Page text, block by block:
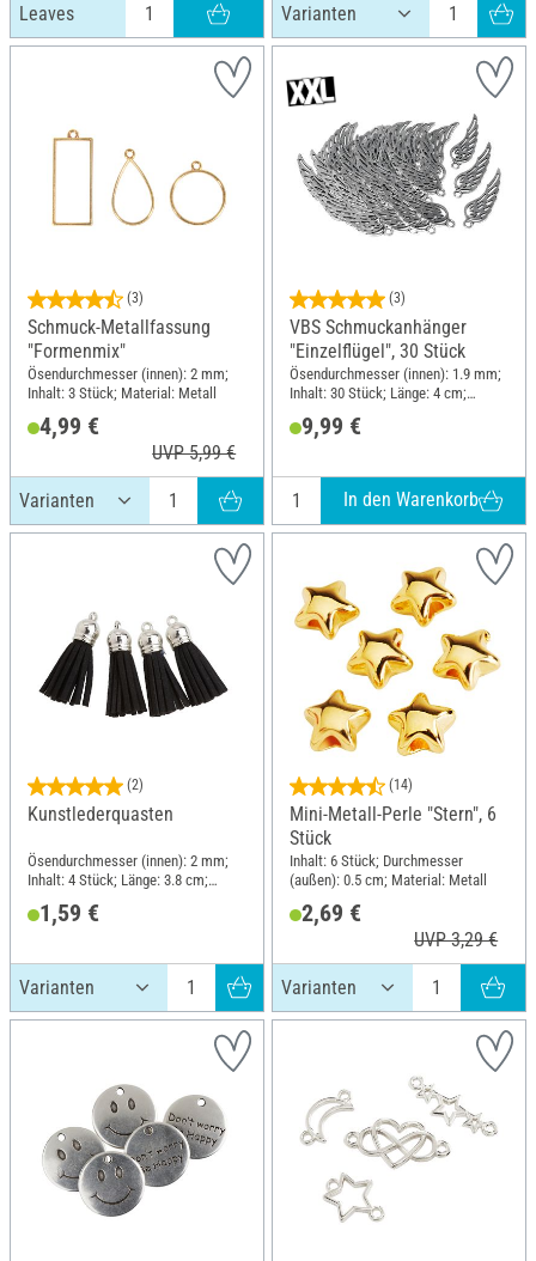
Leaves
(3)
Schmuck-Metallfassung
"Formenmix"
Ösendurchmesser (innen): 2 mm;
Inhalt: 3 Stück; Material: Metall
4,99 €
UVP 5,99 €
(3)
VBS Schmuckanhänger
"Einzelflügel", 30 Stück
Ösendurchmesser (innen): 1.9 mm;
Inhalt: 30 Stück; Länge: 4 cm;
9,99 €
In den Warenkorb
(2)
Kunstlederquasten
Ösendurchmesser (innen): 2 mm;
Inhalt: 4 Stück; Länge: 3.8 cm;
1,59 €
(14)
Mini-Metall-Perle "Stern", 6
Stück
Inhalt: 6 Stück; Durchmesser
(außen): 0.5 cm; Material: Metall
2,69 €
UVP 3,29 €